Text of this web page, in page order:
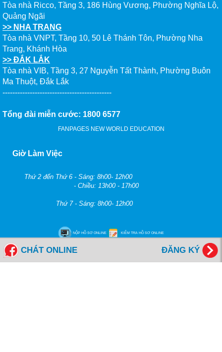
Tòa nhà Ricco, Tầng 3, 186 Hùng Vương, Phường Nghĩa Lộ,
Quảng Ngãi
>> NHA TRANG
Tòa nhà VNPT, Tầng 10, 50 Lê Thánh Tôn, Phường Nha
Trang, Khánh Hòa
>> ĐẮK LẮK
Tòa nhà VIB, Tầng 3, 27 Nguyễn Tất Thành, Phường Buôn
Ma Thuột, Đắk Lắk
--------------------------------------------
Tổng đài miễn cước: 1800 6577
FANPAGES NEW WORLD EDUCATION
Giờ Làm Việc
Thứ 2 đến Thứ 6 - Sáng: 8h00- 12h00
- Chiều: 13h00 - 17h00
Thứ 7 - Sáng: 8h00- 12h00
NỘP HỒ SƠ ONLINE KIỂM TRA HỒ SƠ ONLINE
ĐẶT LỊCH HẸN TƯ VẤN
ĐĂNG KÝ NHẬN EBOOK
ĐĂNG KÝ
CHÁT ONLINE